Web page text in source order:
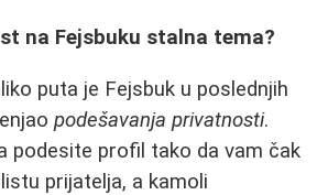
na Fejsbuku stalna tema?
puta je Fejsbuk u poslednjih
podešavanja privatnosti.
podesite profil tako da vam čak
prijatelja, a kamoli